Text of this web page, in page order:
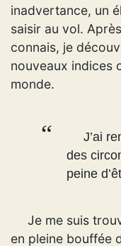
inadvertance, un
saisir au vol.
connais, je
nouveaux indices
monde.
J’ai
des
peine
Je me suis
en pleine bouffée